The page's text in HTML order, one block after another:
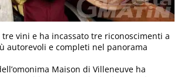
vini e ha incassato tre riconoscimenti a
autorevoli e completi nel panorama
Maison di Villeneuve ha